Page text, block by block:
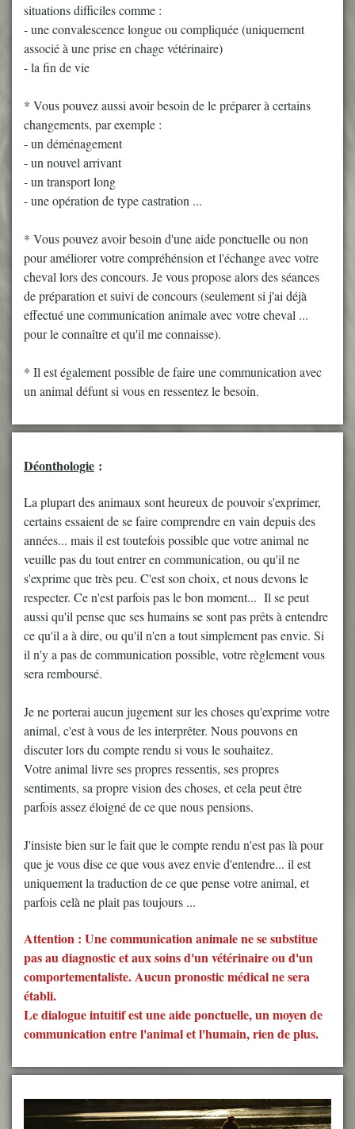
situations difficiles comme :
- une convalescence longue ou compliquée (uniquement
associé à une prise en chage vétérinaire)
- la fin de vie
* Vous pouvez aussi avoir besoin de le préparer à certains
changements, par exemple :
- un déménagement
- un nouvel arrivant
- un transport long
- une opération de type castration ...
* Vous pouvez avoir besoin d'une aide ponctuelle ou non
pour améliorer votre compréhénsion et l'échange avec votre
cheval lors des concours. Je vous propose alors des séances
de préparation et suivi de concours (seulement si j'ai déjà
effectué une communication animale avec votre cheval ...
pour le connaître et qu'il me connaisse).
* Il est également possible de faire une communication avec
un animal défunt si vous en ressentez le besoin.
Déonthologie :
La plupart des animaux sont heureux de pouvoir s'exprimer,
certains essaient de se faire comprendre en vain depuis des
années... mais il est toutefois possible que votre animal ne
veuille pas du tout entrer en communication, ou qu'il ne
s'exprime que très peu. C'est son choix, et nous devons le
respecter. Ce n'est parfois pas le bon moment... Il se peut
aussi qu'il pense que ses humains se sont pas prêts à entendre
ce qu'il a à dire, ou qu'il n'en a tout simplement pas envie. Si
il n'y a pas de communication possible, votre règlement vous
sera remboursé.
Je ne porterai aucun jugement sur les choses qu'exprime votre
animal, c'est à vous de les interprêter. Nous pouvons en
discuter lors du compte rendu si vous le souhaitez.
Votre animal livre ses propres ressentis, ses propres
sentiments, sa propre vision des choses, et cela peut être
parfois assez éloigné de ce que nous pensions.
J'insiste bien sur le fait que le compte rendu n'est pas là pour
que je vous dise ce que vous avez envie d'entendre... il est
uniquement la traduction de ce que pense votre animal, et
parfois celà ne plait pas toujours ...
Attention : Une communication animale ne se substitue
pas au diagnostic et aux soins d'un vétérinaire ou d'un
comportementaliste. Aucun pronostic médical ne sera
établi.
Le dialogue intuitif est une aide ponctuelle, un moyen de
communication entre l'animal et l'humain, rien de plus.